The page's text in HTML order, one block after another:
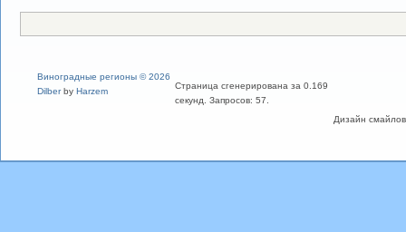
Дизайн
Виноградные регионы © 2026
Dilberby Harzem
Страница сгенерирована за 0.169
секунд. Запросов: 57.